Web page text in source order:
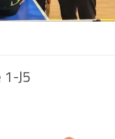
J5